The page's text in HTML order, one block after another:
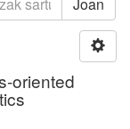
oriented